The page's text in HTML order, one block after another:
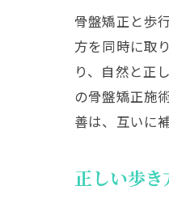
骨盤矯正と歩
方を同時に取
り、自然と正
の骨盤矯正施
善は、互いに
正しい歩き